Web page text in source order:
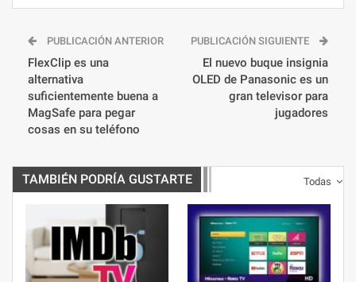
PUBLICACIÓN ANTERIOR
FlexClip es una
alternativa
suficientemente buena a
MagSafe para pegar
cosas en su teléfono
PUBLICACIÓN SIGUIENTE
El nuevo buque insignia
OLED de Panasonic es un
gran televisor para
jugadores
Todas
TAMBIÉN PODRÍA GUSTARTE